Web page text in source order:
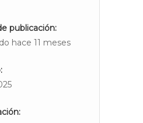
publicación:
hace 11 meses